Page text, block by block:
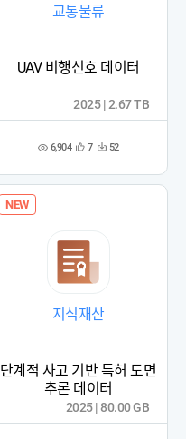
교통물류
UAV 비행신호 데이터
조 6,904 관
록
7 다 52
2025 | 2.67 TB
NEW
지식재산
단계적 사고 기반 특허 도면
추론 데이터
2025 | 80.00 GB